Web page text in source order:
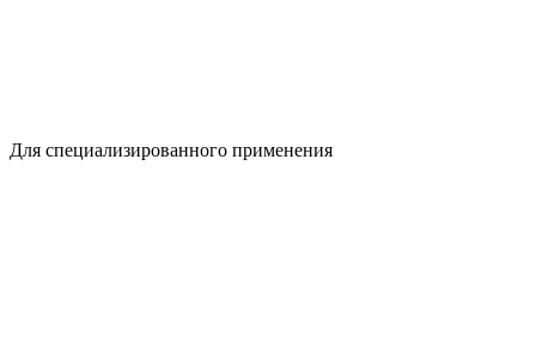
Для специализированного применения